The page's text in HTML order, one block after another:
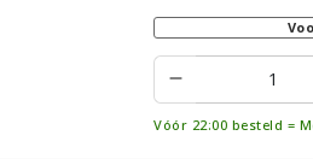
Vóór 22:00 besteld =